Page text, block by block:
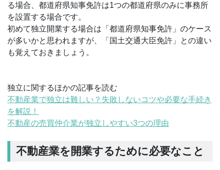
る場合、都道府県知事免許は1つの都道府県のみに事務所
を設置する場合です。
初めて独立開業する場合は「都道府県知事免許」のケース
が多いかと思われますが、「国土交通大臣免許」との違い
も覚えておきましょう。
独立に関するほかの記事を読む
不動産業で独立は難しい？失敗しないコツや必要な手続き
を解説！
不動産の売買仲介業が独立しやすい3つの理由
不動産業を開業するために必要なこと